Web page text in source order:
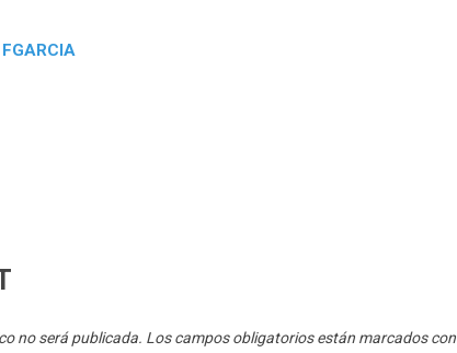
FGARCIA
no será publicada. Los campos obligatorios están marcados con